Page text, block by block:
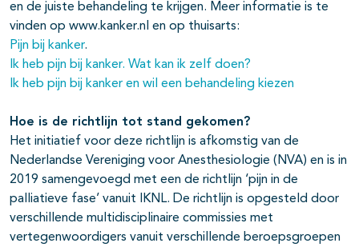
en de juiste behandeling te krijgen. Meer informatie is te
vinden op www.kanker.nl en op thuisarts:
Pijn bij kanker.
Ik heb pijn bij kanker. Wat kan ik zelf doen?
Ik heb pijn bij kanker en wil een behandeling kiezen
Hoe is de richtlijn tot stand gekomen?
Het initiatief voor deze richtlijn is afkomstig van de
Nederlandse Vereniging voor Anesthesiologie (NVA) en is in
2019 samengevoegd met een de richtlijn ‘pijn in de
palliatieve fase’ vanuit IKNL. De richtlijn is opgesteld door
verschillende multidisciplinaire commissies met
vertegenwoordigers vanuit verschillende beroepsgroepen